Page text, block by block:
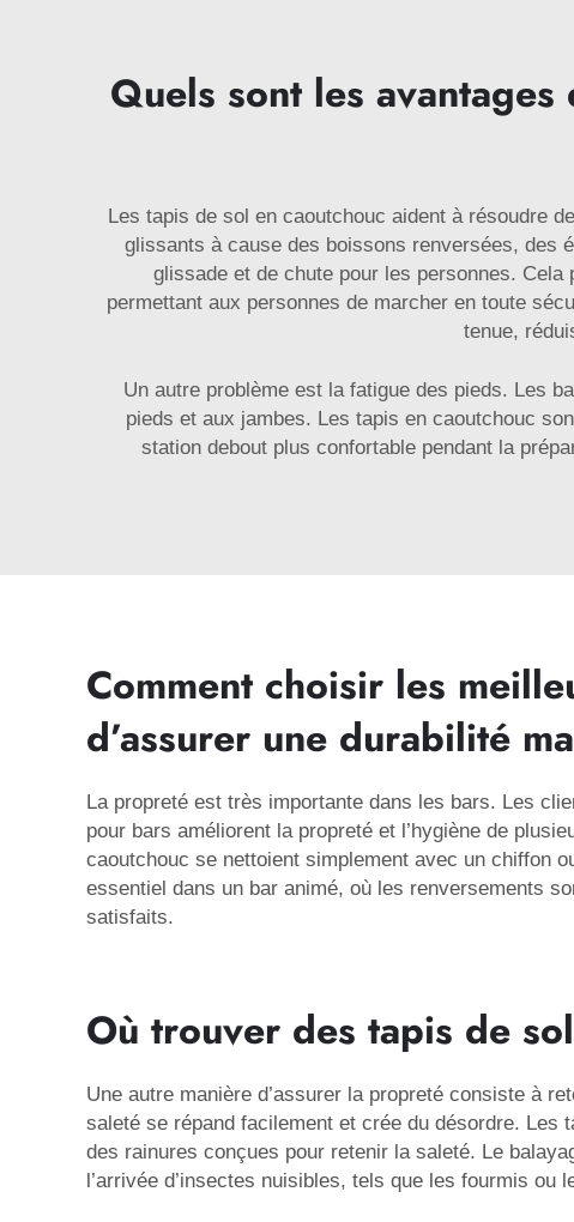
Quels sont les
Les tapis de sol en caoutchouc aident à résoudre
glissants à cause des boissons renversées, des
glissade et de chute pour les personnes.
permettant aux personnes de marcher en toute
tenue,
Un autre problème est la fatigue des pieds. Les
pieds et aux jambes. Les tapis en caoutchouc
station debout plus confortable pendant la
Comment choisir les
d’assurer une durabilité
La propreté est très importante dans les bars. Les
pour bars améliorent la propreté et l’hygiène de
caoutchouc se nettoient simplement avec un chiffon
essentiel dans un bar animé, où les renversements
satisfaits.
Où trouver des tapis de
Une autre manière d’assurer la propreté consiste à
saleté se répand facilement et crée du désordre. Les
des rainures conçues pour retenir la saleté. Le
l’arrivée d’insectes nuisibles, tels que les fourmis